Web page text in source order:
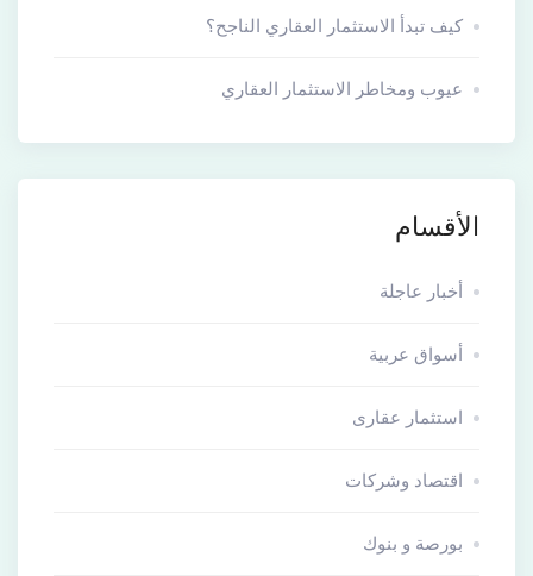
كيف تبدأ الاستثمار العقاري الناجح؟
عيوب ومخاطر الاستثمار العقاري
الأقسام
أخبار عاجلة
أسواق عربية
استثمار عقارى
اقتصاد وشركات
بورصة و بنوك